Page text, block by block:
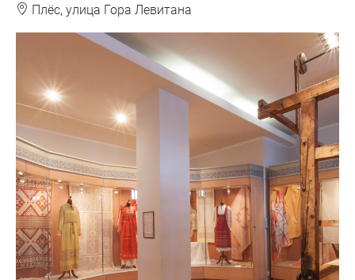
❽ Плёс, улица Гора Левитана